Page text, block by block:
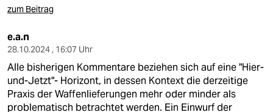
zum Beitrag
e.a.n
28.10.2024 , 16:07 Uhr
Alle bisherigen Kommentare beziehen sich auf eine "Hier-
und-Jetzt"- Horizont, in dessen Kontext die derzeitige
Praxis der Waffenlieferungen mehr oder minder als
problematisch betrachtet werden. Ein Einwurf der